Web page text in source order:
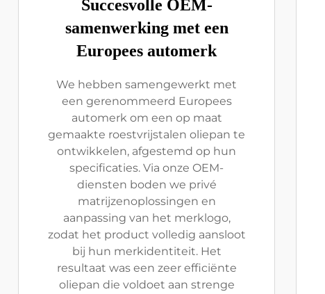
Succesvolle OEM-
samenwerking met een
Europees automerk
We hebben samengewerkt met
een gerenommeerd Europees
automerk om een op maat
gemaakte roestvrijstalen oliepan te
ontwikkelen, afgestemd op hun
specificaties. Via onze OEM-
diensten boden we privé
matrijzenoplossingen en
aanpassing van het merklogo,
zodat het product volledig aansloot
bij hun merkidentiteit. Het
resultaat was een zeer efficiënte
oliepan die voldoet aan strenge